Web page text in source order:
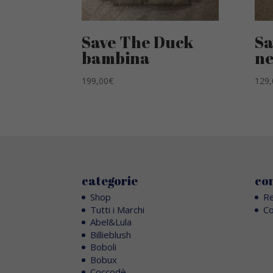
Save The Duck
bambina
199,00€
categorie
Shop
Tutti i Marchi
Abel&Lula
Billieblush
Boboli
Bobux